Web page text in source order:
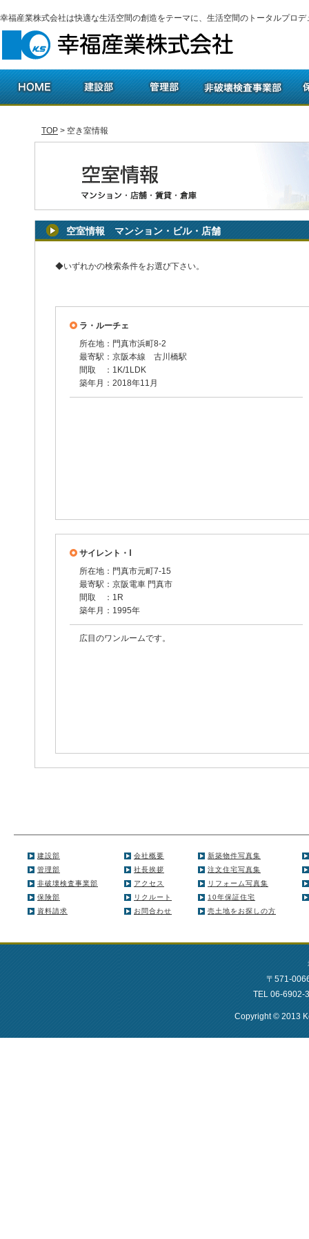
幸福産業株式会社は快適な生活空間の創造をテーマに、生活空間のトータルプロ
TOP > 空き室情報
空室情報 マンション・ビル・店舗
◆いずれかの検索条件をお選び下さい。
ラ・ルーチェ
所在地：門真市浜町8-2
最寄駅：京阪本線 古川橋駅
間取 ：1K/1LDK
築年月：2018年11月
サイレント・Ⅰ
所在地：門真市元町7-15
最寄駅：京阪電車 門真市
間取 ：1R
築年月：1995年
広目のワンルームです。
建設部
管理部
非破壊検査事業部
保険部
資料請求
会社概要
社長挨拶
アクセス
リクルート
お問合わせ
新築物件写真集
注文住宅写真集
リフォーム写真集
10年保証住宅
売土地をお探しの方
〒571-
TEL 06-6902-
Copyright © 2013